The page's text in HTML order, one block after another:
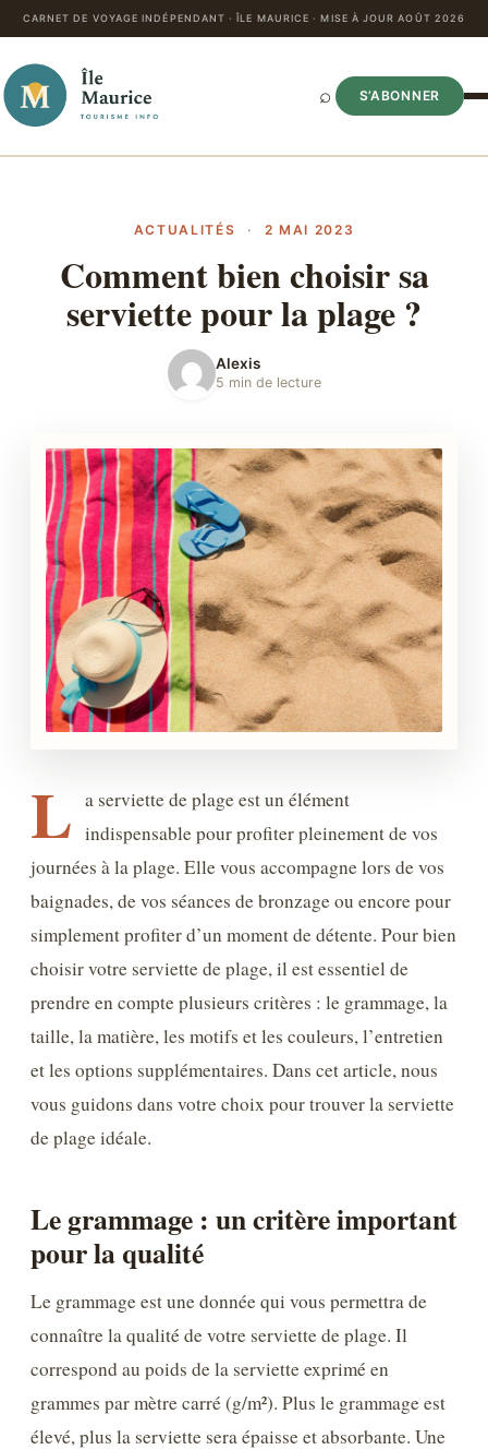
CARNET DE VOYAGE INDÉPENDANT · ÎLE MAURICE · MISE À JOUR AOÛT 2026
⌕ S’ABONNER
ACTUALITÉS · 2 MAI 2023
Comment bien choisir sa
serviette pour la plage ?
Alexis
5 min de lecture
L a serviette de plage est un élément
indispensable pour profiter pleinement de vos
journées à la plage. Elle vous accompagne lors de vos
baignades, de vos séances de bronzage ou encore pour
simplement profiter d’un moment de détente. Pour bien
choisir votre serviette de plage, il est essentiel de
prendre en compte plusieurs critères : le grammage, la
taille, la matière, les motifs et les couleurs, l’entretien
et les options supplémentaires. Dans cet article, nous
vous guidons dans votre choix pour trouver la serviette
de plage idéale.
Le grammage : un critère important
pour la qualité
Le grammage est une donnée qui vous permettra de
connaître la qualité de votre serviette de plage. Il
correspond au poids de la serviette exprimé en
grammes par mètre carré (g/m²). Plus le grammage est
élevé, plus la serviette sera épaisse et absorbante. Une